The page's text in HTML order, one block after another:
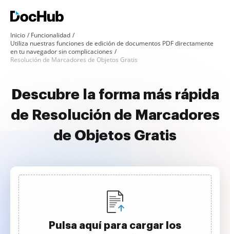
Inicio
Funcionalidad
Utiliza nuestras funciones de edición de documentos PDF directamente
en tu navegador sin complicaciones
Resolución de Marcadores de Objetos Gratis
Descubre la forma más rápida
de Resolución de Marcadores
de Objetos Gratis
Pulsa aquí para cargar los